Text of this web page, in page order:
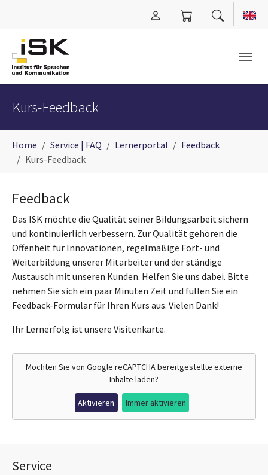
Zum Hauptinhalt springen
Kurs-Feedback
Home Service | FAQ Lernerportal
Feedback
Kurs-Feedback
Feedback
Das ISK möchte die Qualität seiner Bildungsarbeit sichern
und kontinuierlich verbessern. Zur Qualität gehören die
Offenheit für Innovationen, regelmäßige Fort- und
Weiterbildung unserer Mitarbeiter und der ständige
Austausch mit unseren Kunden. Helfen Sie uns dabei. Bitte
nehmen Sie sich ein paar Minuten Zeit und füllen Sie ein
Feedback-Formular für Ihren Kurs aus. Vielen Dank!
Ihr Lernerfolg ist unsere Visitenkarte.
Möchten Sie von Google reCAPTCHAbereitgestellte externe
Inhalte laden?
Aktivieren Immer aktivieren
Service